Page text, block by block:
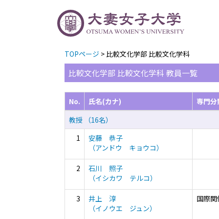
TOPページ > 比較文化学部 比較文化学科
比較文化学部 比較文化学科 教員一覧
No. 氏名(カナ)
専門分
教授 （16名）
1
安藤 恭子
（アンドウ キョウコ）
2
石川 照子
（イシカワ テルコ）
3
井上 淳
（イノウエ ジュン）
国際